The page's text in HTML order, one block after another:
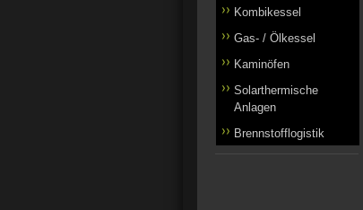
Kombikessel
Gas- / Ölkessel
Kaminöfen
Solarthermische
Anlagen
Brennstofflogistik